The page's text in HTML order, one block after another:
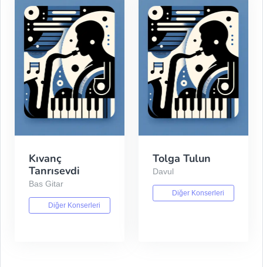
Kıvanç
Tanrısevdi
Bas Gitar
Diğer Konserleri
Tolga Tulun
Davul
Diğer Konserleri